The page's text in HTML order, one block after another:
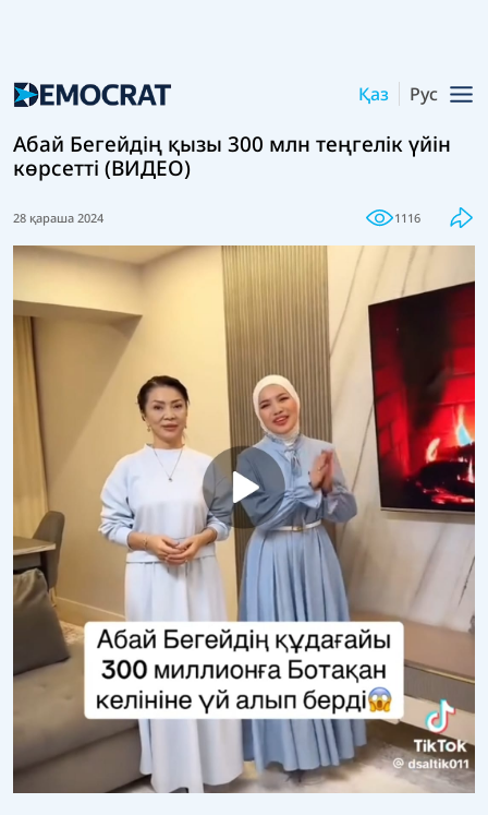
Қаз Рус
Абай Бегейдің қызы 300 млн теңгелік үйін
көрсетті (ВИДЕО)
28 қараша 2024 1116